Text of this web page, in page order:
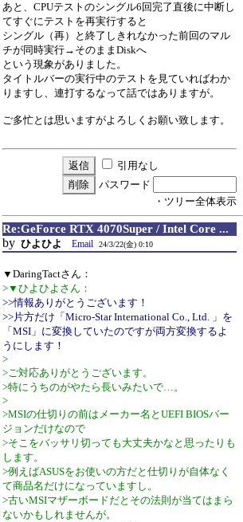
あと、CPUテストのシングル6回完了直後に中断し
てすぐにテストを再実行すると
シングル（再）と終了しきれなかった前回のマル
チが同時実行→そのままDiskへ
という現象がありました。
タイトルバーの実行中のテストを見ていればわか
りますし、連打するなって話ではありますが。
ご多忙とは思いますがよろしくお願い致します。
引用なし
パスワード
・ツリー全体表示
Re:GeForce RTX 4070Super / Intel Core ...
by ひよひよ Email 24/3/22(金) 0:10
▼DaringTactさん：
>▼ひよひよさん：
>>情報ありがとうございます！
>>片方だけ「Micro-Star International Co., Ltd. 」を
「MSI」に変換していたのですが両方変換するよ
うにします！
>
>ご対応ありがとうございます。
>特にうちのがやたら長いみたいで…。
>
>MSIの仕切りの前はメーカー名とUEFI BIOSバー
ジョンだけなので
>そこをバッサリ切っても大丈夫かなと思ったりも
します。
>例えばASUSをお使いの方だと仕切りが自体なく
て商品名だけになっていますし。
>古いMSIマザーボードだとその法則が当てはまら
ないかもしれませんが。